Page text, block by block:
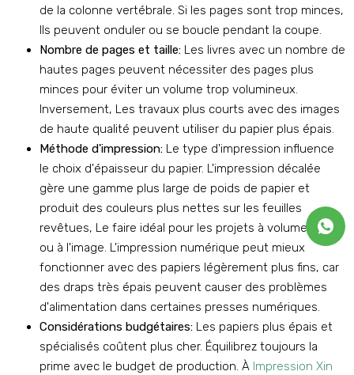
de la colonne vertébrale. Si les pages sont trop minces,
Ils peuvent onduler ou se boucle pendant la coupe.
Nombre de pages et taille: Les livres avec un nombre de
hautes pages peuvent nécessiter des pages plus
minces pour éviter un volume trop volumineux.
Inversement, Les travaux plus courts avec des images
de haute qualité peuvent utiliser du papier plus épais.
Méthode d'impression: Le type d'impression influence
le choix d'épaisseur du papier. L'impression décalée
gère une gamme plus large de poids de papier et
produit des couleurs plus nettes sur les feuilles
revêtues, Le faire idéal pour les projets à volume élevé
ou à l'image. L'impression numérique peut mieux
fonctionner avec des papiers légèrement plus fins, car
des draps très épais peuvent causer des problèmes
d'alimentation dans certaines presses numériques.
Considérations budgétaires: Les papiers plus épais et
spécialisés coûtent plus cher. Équilibrez toujours la
prime avec le budget de production. À Impression Xin